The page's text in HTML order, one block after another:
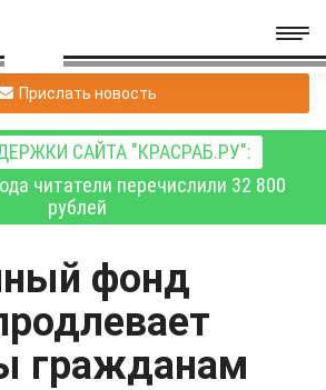
Прислать новость
САЙТА "КРАСРАБ.РУ":
читатели перечислили 32 800
рублей
фонд
гражданам